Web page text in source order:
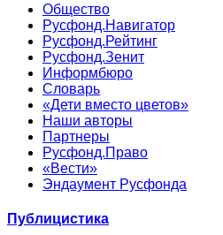
Общество
Русфонд.Навигатор
Русфонд.Рейтинг
Русфонд.Зенит
Информбюро
Словарь
«Дети вместо цветов»
Наши авторы
Партнеры
Русфонд.Право
«Вести»
Эндаумент Русфонда
Публицистика